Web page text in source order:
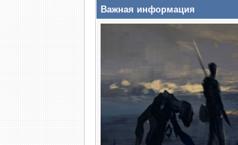
Важная информация